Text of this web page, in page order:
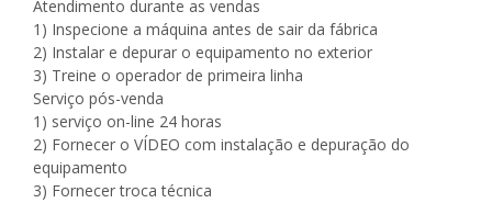
Atendimento durante as vendas
1) Inspecione a máquina antes de sair da fábrica
2) Instalar e depurar o equipamento no exterior
3) Treine o operador de primeira linha
Serviço pós-venda
1) serviço on-line 24 horas
2) Fornecer o VÍDEO com instalação e depuração do
equipamento
3) Fornecer troca técnica